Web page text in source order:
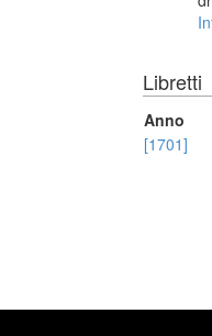
Libretti
Anno
[1701]